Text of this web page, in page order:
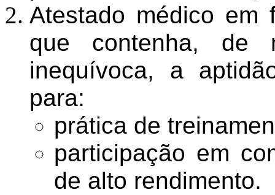
Atestado médico em
que contenha, de
inequívoca, a
para:
prática de
participação em
de alto rendimento.